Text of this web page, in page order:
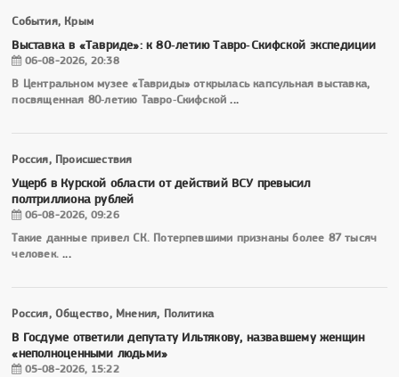
События, Крым
Выставка в «Тавриде»: к 80‑летию Тавро‑Скифской экспедиции
06-08-2026, 20:38
В Центральном музее «Тавриды» открылась капсульная выставка,
посвященная 80‑летию Тавро‑Скифской...
Россия, Происшествия
Ущерб в Курской области от действий ВСУ превысил
полтриллиона рублей
06-08-2026, 09:26
Такие данные привел СК. Потерпевшими признаны более 87 тысяч
человек....
Россия, Общество, Мнения, Политика
В Госдуме ответили депутату Ильтякову, назвавшему женщин
«неполноценными людьми»
05-08-2026, 15:22